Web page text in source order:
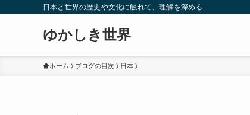
日本と世界の歴史や文化に触れて、理解を深める
ゆかしき世界
ホーム ブログの目次 日本